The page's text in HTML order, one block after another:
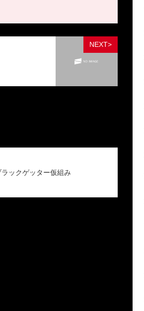
NEXT>
ラックゲッター仮組み